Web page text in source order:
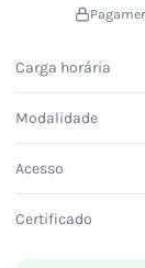
Carga horária
Modalidade
Acesso
Certificado